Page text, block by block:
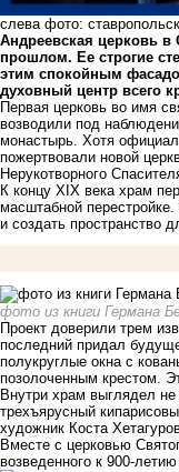
слева фото:
Андреевская церковь в
прошлом. Ее строгие
этим спокойным
духовный центр всего
Первая церковь во имя
возводили под
монастырь. Хотя
пожертвовали новой
Нерукотворного
К концу XIX века храм
масштабной
и создать пространство
фото из книги Германа
Проект доверили трем
последний придал
полукруглые окна с
позолоченным крестом.
Внутри храм выглядел
трехъярусный
художник Коста
Вместе с церковью
возведенного к 900-